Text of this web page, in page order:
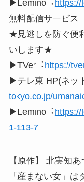
▶Lemino︓ https://
無料配信サービス
★見逃しを防ぐ便
いします★
▶TVer︓ https://
▶テレ東 HP(ネッ
tokyo.co.jp/
▶Lemino︓ https://
1-113-7
【原作】 北実知
「産まない女」は